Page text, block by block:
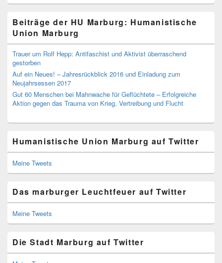
Beiträge der HU Marburg: Humanistische
Union Marburg
Trauer um Rolf Hepp: Antifaschist und Aktivist überraschend
gestorben
Auf ein Neues! – Jahresrückblick 2016 und Einladung zum
Neujahrsessen 2017
Gut 60 Menschen bei Mahnwache für Geflüchtete – Erfolgreiche
Aktion gegen das Trauma von Krieg, Vertreibung und Flucht
Humanistische Union Marburg auf Twitter
Meine Tweets
Das marburger Leuchtfeuer auf Twitter
Meine Tweets
Die Stadt Marburg auf Twitter